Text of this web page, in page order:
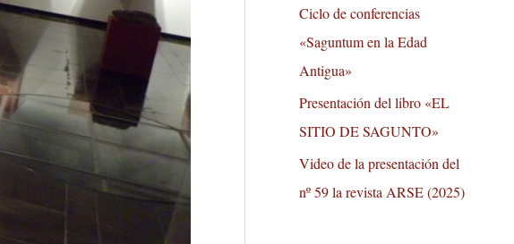
Ciclo de conferencias
«Saguntum en la Edad
Antigua»
Presentación del libro «EL
SITIO DE SAGUNTO»
Video de la presentación del
nº 59 la revista ARSE (2025)